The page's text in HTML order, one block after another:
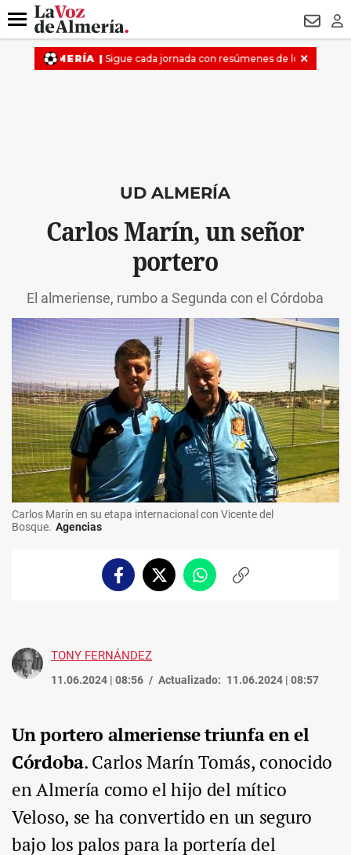
DESTACADO
Menú
UD ALMERÍA
Carlos Marín, un señor
portero
El almeriense, rumbo a Segunda con el Córdoba
Carlos Marín en su etapa internacional con Vicente del
Bosque. Agencias
FacebookTwitterWhatsappCopiar
TONY FERNÁNDEZ
11.06.2024 | 08:56 Actualizado: 11.06.2024 | 08:57
Un portero almeriense triunfa en el
Córdoba. Carlos Marín Tomás, conocido
en Almería como el hijo del mítico
Veloso, se ha convertido en un seguro
bajo los palos para la portería del